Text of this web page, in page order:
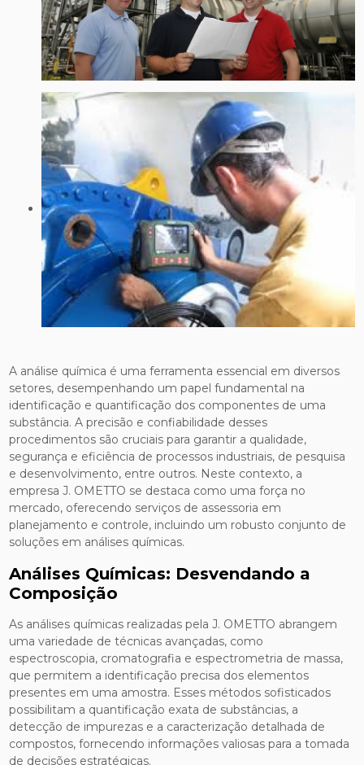
A análise química é uma ferramenta essencial em diversos
setores, desempenhando um papel fundamental na
identificação e quantificação dos componentes de uma
substância. A precisão e confiabilidade desses
procedimentos são cruciais para garantir a qualidade,
segurança e eficiência de processos industriais, de pesquisa
e desenvolvimento, entre outros. Neste contexto, a
empresa J. OMETTO se destaca como uma força no
mercado, oferecendo serviços de assessoria em
planejamento e controle, incluindo um robusto conjunto de
soluções em análises químicas.
Análises Químicas: Desvendando a
Composição
As análises químicas realizadas pela J. OMETTO abrangem
uma variedade de técnicas avançadas, como
espectroscopia, cromatografia e espectrometria de massa,
que permitem a identificação precisa dos elementos
presentes em uma amostra. Esses métodos sofisticados
possibilitam a quantificação exata de substâncias, a
detecção de impurezas e a caracterização detalhada de
compostos, fornecendo informações valiosas para a tomada
de decisões estratégicas.